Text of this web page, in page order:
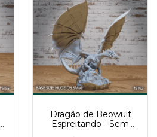
Dragão de Beowulf
Espreitando - Sem